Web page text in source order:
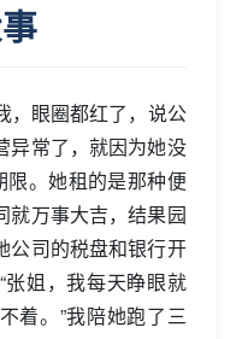
，眼圈都红了，说公
异常了，就因为她没
限。她租的是那种便
就万事大吉，结果园
公司的税盘和银行开
姐，我每天睁眼就
着。”我陪她跑了三